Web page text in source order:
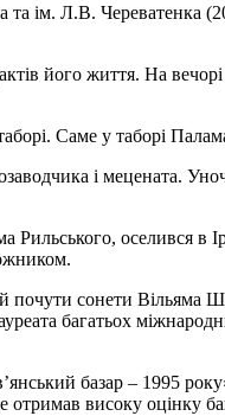
ім. Л.В. Череватенка
його життя. На
Саме у таборі
і мецената.
оселився в
сонети Вільяма
багатьох
базар – 1995
високу оцінку